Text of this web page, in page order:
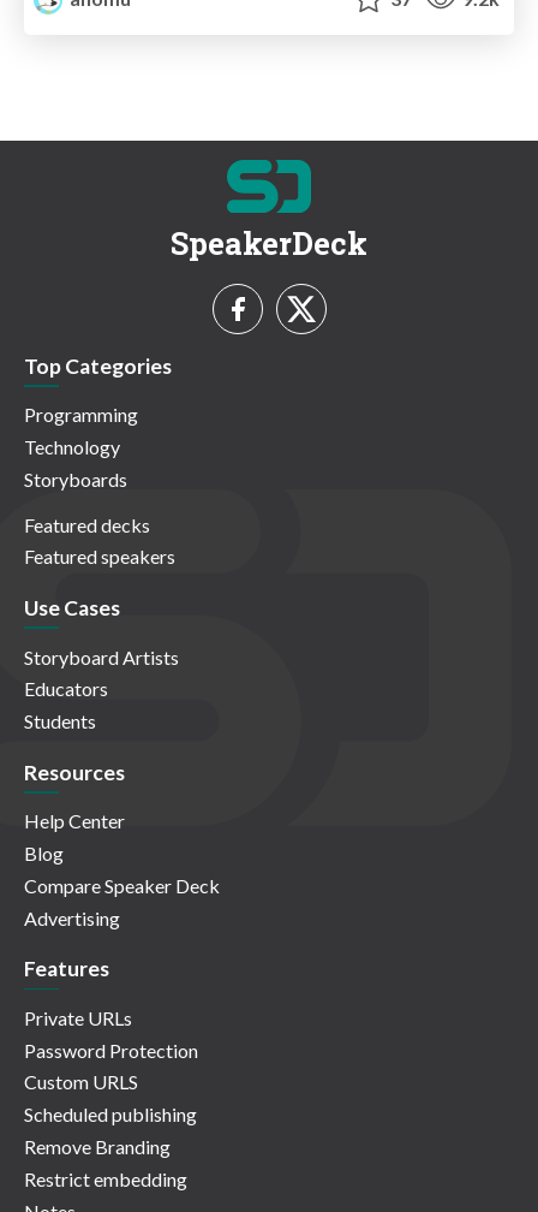
SpeakerDeck
Top Categories
Programming
Technology
Storyboards
Featured decks
Featured speakers
Use Cases
Storyboard Artists
Educators
Students
Resources
Help Center
Blog
Compare Speaker Deck
Advertising
Features
Private URLs
Password Protection
Custom URLS
Scheduled publishing
Remove Branding
Restrict embedding